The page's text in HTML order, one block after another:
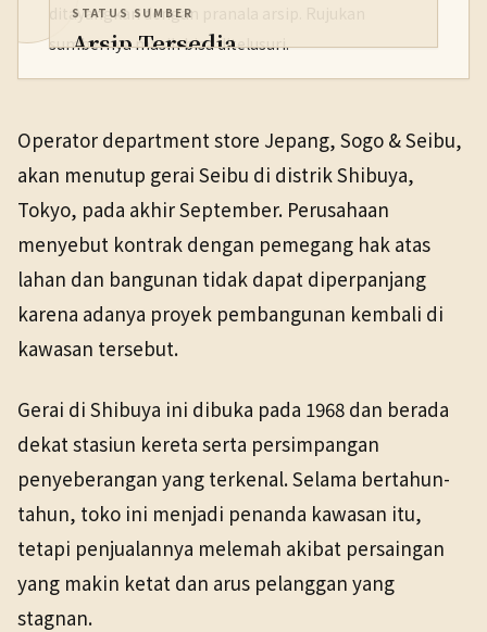
ditayangkan dengan pranala arsip. Rujukan
sumbernya masih bisa ditelusuri.
STATUS SUMBER
Arsip Tersedia
TANGGAL SUMBER
26 Mar 2026
Pranala sumber asli tidak lagi tersedia. Buka arsip
Operator department store Jepang, Sogo & Seibu,
akan menutup gerai Seibu di distrik Shibuya,
Tokyo, pada akhir September. Perusahaan
menyebut kontrak dengan pemegang hak atas
lahan dan bangunan tidak dapat diperpanjang
karena adanya proyek pembangunan kembali di
kawasan tersebut.
Gerai di Shibuya ini dibuka pada 1968 dan berada
dekat stasiun kereta serta persimpangan
penyeberangan yang terkenal. Selama bertahun-
tahun, toko ini menjadi penanda kawasan itu,
tetapi penjualannya melemah akibat persaingan
yang makin ketat dan arus pelanggan yang
stagnan.